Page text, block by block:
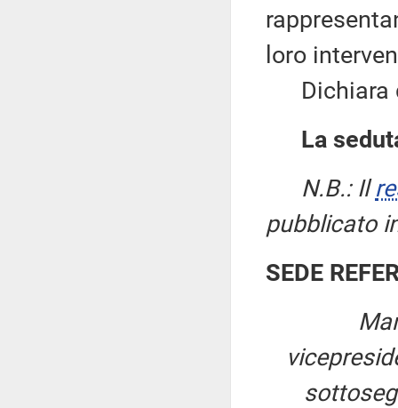
loro
Dichiara
La
N.B.: Il
pubblicato
SEDE